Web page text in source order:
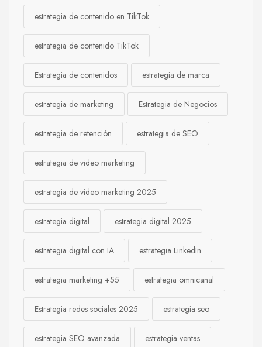
estrategia de contenido en TikTok
estrategia de contenido TikTok
Estrategia de contenidos estrategia de marca
estrategia de marketing Estrategia de Negocios
estrategia de retención estrategia de SEO
estrategia de video marketing
estrategia de video marketing 2025
estrategia digital estrategia digital 2025
estrategia digital con IA estrategia LinkedIn
estrategia marketing +55 estrategia omnicanal
Estrategia redes sociales 2025 estrategia seo
estrategia SEO avanzada estrategia ventas